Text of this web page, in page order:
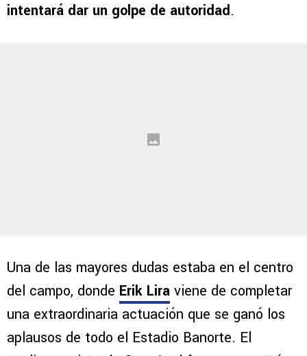
intentará dar un golpe de autoridad.
Una de las mayores dudas estaba en el centro
del campo, donde Erik Lira viene de completar
una extraordinaria actuación que se ganó los
aplausos de todo el Estadio Banorte. El